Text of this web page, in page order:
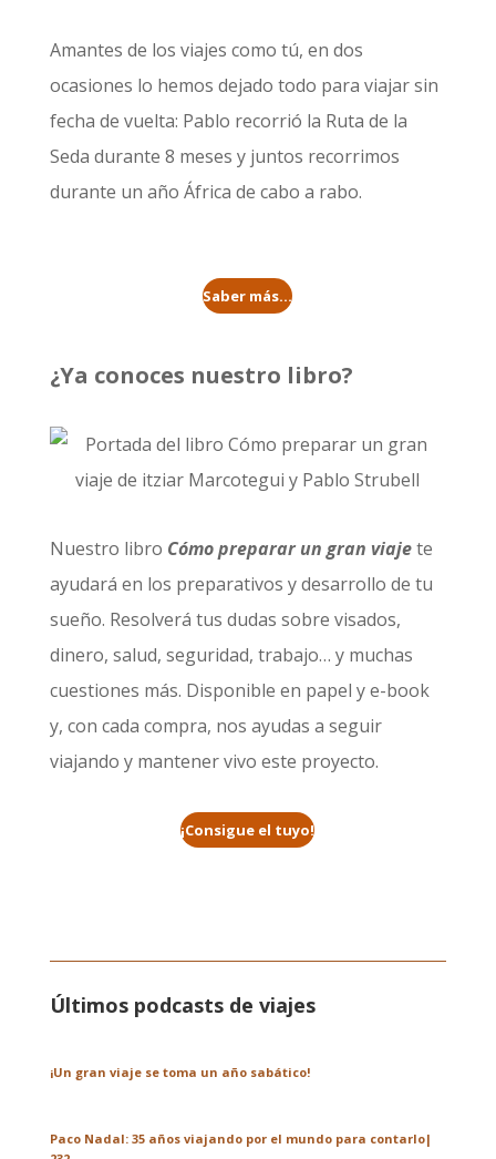
Amantes de los viajes como tú, en dos
ocasiones lo hemos dejado todo para viajar sin
fecha de vuelta: Pablo recorrió la Ruta de la
Seda durante 8 meses y juntos recorrimos
durante un año África de cabo a rabo.
Saber más...
¿Ya conoces nuestro libro?
Nuestro libro Cómo preparar un gran viajete
ayudará en los preparativos y desarrollo de tu
sueño. Resolverá tus dudas sobre visados,
dinero, salud, seguridad, trabajo… y muchas
cuestiones más. Disponible en papel y e-book
y, con cada compra, nos ayudas a seguir
viajando y mantener vivo este proyecto.
¡Consigue el tuyo!
Últimos podcasts de viajes
¡Un gran viaje se toma un año sabático!
Paco Nadal: 35 años viajando por el mundo para contarlo|